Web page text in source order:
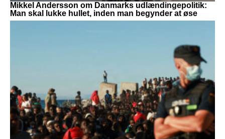
Mikkel Andersson om Danmarks udlændingepolitik:
Man skal lukke hullet, inden man begynder at øse